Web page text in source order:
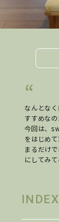
なんとな
すすめなの
今回は、
をはじめ
まるだけ
にしてみ
INDEX